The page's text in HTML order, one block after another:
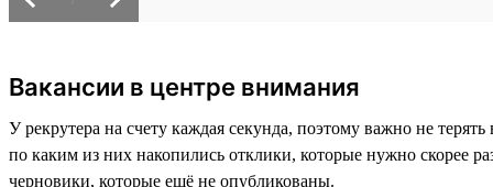
Вакансии в центре внимания
У рекрутера на счету каждая секунда, поэтому важно не
по каким из них накопились отклики, которые нужно скорее
черновики, которые ещё не опубликованы.